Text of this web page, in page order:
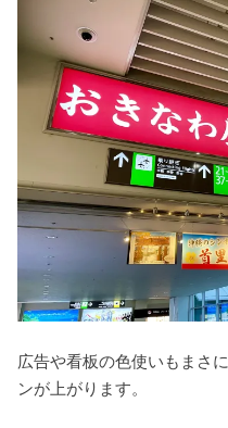
広告や看板の色使いもまさ
ンが上がります。